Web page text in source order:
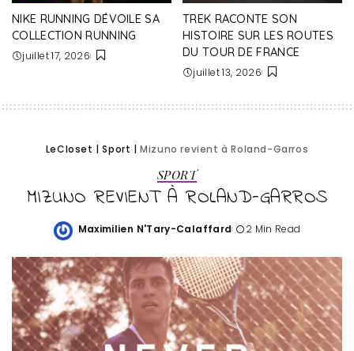
NIKE RUNNING DÉVOILE SA
COLLECTION RUNNING
juillet 17, 2026
TREK RACONTE SON
HISTOIRE SUR LES ROUTES
DU TOUR DE FRANCE
juillet 13, 2026
LeCloset |Sport |Mizuno revient à Roland-Garros
SPORT
MIZUNO REVIENT À ROLAND-GARROS
Posted
Maximilien N'Tary-Calaffard 2 Min Read